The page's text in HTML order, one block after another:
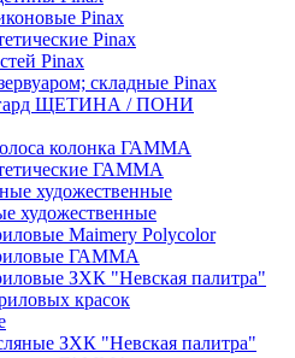
Pinax
Pinax
Pinax
складные Pinax
ЩЕТИНА / ПОНИ
колонка ГАММА
ГАММА
художественные
художественные
Maimery Polycolor
ГАММА
ЗХК "Невская палитра"
красок
ЗХК "Невская палитра"